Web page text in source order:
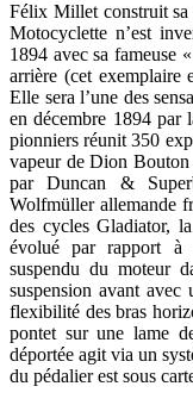
Félix Millet construit sa
Motocyclette n’est
1894 avec sa fameuse
arrière (cet exemplaire
Elle sera l’une des
en décembre 1894 par
pionniers réunit 350
vapeur de Dion Bouton
par Duncan &
Wolfmüller allemande
des cycles Gladiator,
évolué par rapport à
suspendu du moteur
suspension avant
flexibilité des bras
pontet sur une lame
déportée agit via un
du pédalier est sous